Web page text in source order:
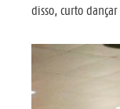
disso, curto